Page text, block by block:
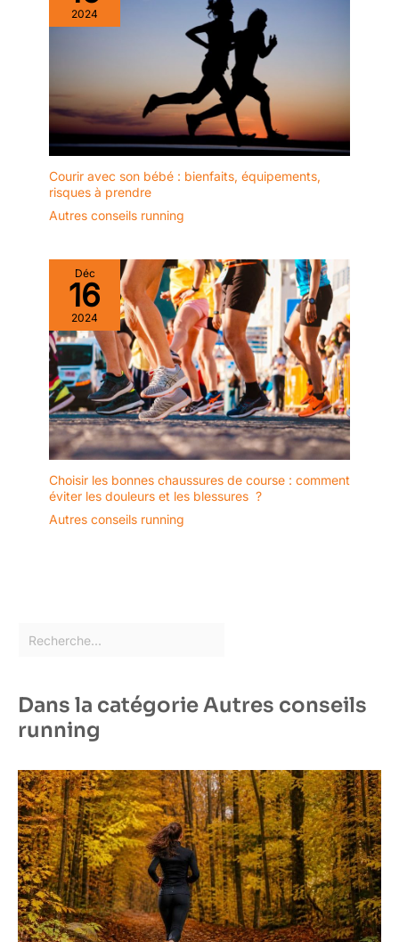
plaisir de t'aider
personnellement. Pour que
tu puisses profiter
longtemps de ton nouvel
appareil, nous avons un
stock permanent de
pièces d'usure et de
rechange afin d'en garantir
2024
Courir avec son bébé : bienfaits, équipements,
risques à prendre
Autres conseils running
Déc
16
2024
Choisir les bonnes chaussures de course : comment
éviter les douleurs et les blessures ?
Autres conseils running
Dans la catégorie Autres conseils
running